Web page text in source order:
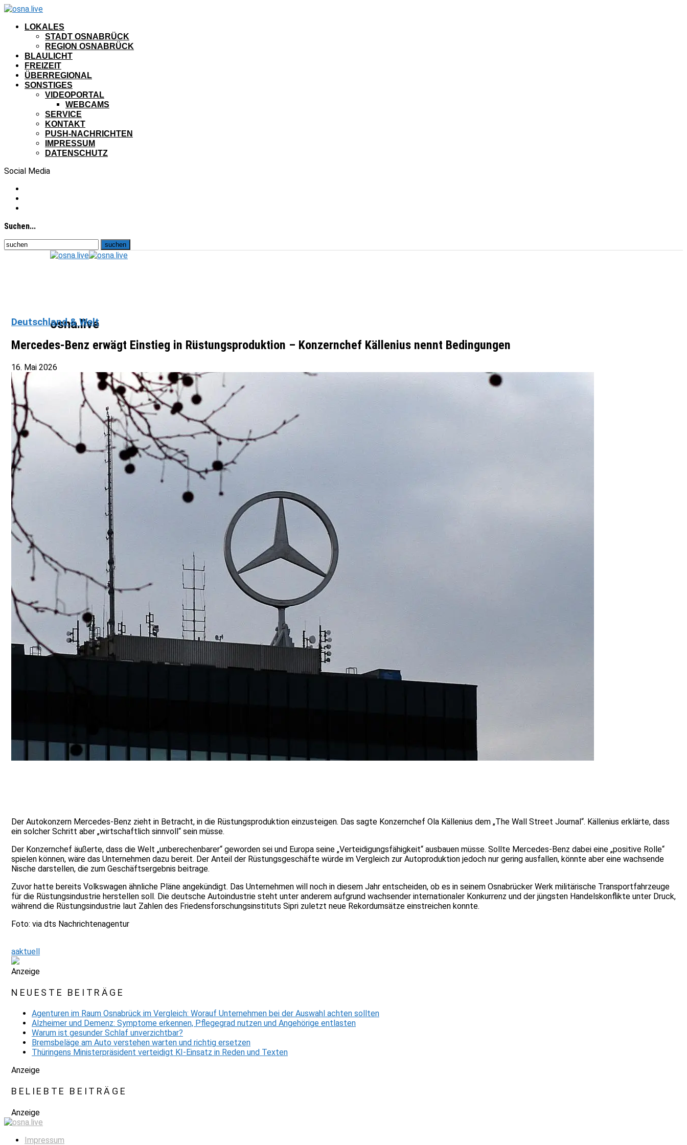
LOKALES
STADT OSNABRÜCK
REGION OSNABRÜCK
BLAULICHT
FREIZEIT
ÜBERREGIONAL
SONSTIGES
VIDEOPORTAL
WEBCAMS
SERVICE
KONTAKT
PUSH-NACHRICHTEN
IMPRESSUM
DATENSCHUTZ
Social Media
Suchen...
osna.live
Deutschland & Welt
Mercedes-Benz erwägt Einstieg in Rüstungsproduktion – Konzernchef Källenius nennt Bedingungen
16. Mai 2026
Der Autokonzern Mercedes-Benz zieht in Betracht, in die Rüstungsproduktion einzusteigen. Das sagte Konzernchef Ola Källenius dem „The Wall Street Journal“. Källenius erklärte, dass
ein solcher Schritt aber „wirtschaftlich sinnvoll“ sein müsse.
Der Konzernchef äußerte, dass die Welt „unberechenbarer“ geworden sei und Europa seine „Verteidigungsfähigkeit“ ausbauen müsse. Sollte Mercedes-Benz dabei eine „positive Rolle“
spielen können, wäre das Unternehmen dazu bereit. Der Anteil der Rüstungsgeschäfte würde im Vergleich zur Autoproduktion jedoch nur gering ausfallen, könnte aber eine wachsende
Nische darstellen, die zum Geschäftsergebnis beitrage.
Zuvor hatte bereits Volkswagen ähnliche Pläne angekündigt. Das Unternehmen will noch in diesem Jahr entscheiden, ob es in seinem Osnabrücker Werk militärische Transportfahrzeuge
für die Rüstungsindustrie herstellen soll. Die deutsche Autoindustrie steht unter anderem aufgrund wachsender internationaler Konkurrenz und der jüngsten Handelskonflikte unter Druck,
während die Rüstungsindustrie laut Zahlen des Friedensforschungsinstituts Sipri zuletzt neue Rekordumsätze einstreichen konnte.
Foto: via dts Nachrichtenagentur
aaktuell
Anzeige
NEUESTE BEITRÄGE
Agenturen im Raum Osnabrück im Vergleich: Worauf Unternehmen bei der Auswahl achten sollten
Alzheimer und Demenz: Symptome erkennen, Pflegegrad nutzen und Angehörige entlasten
Warum ist gesunder Schlaf unverzichtbar?
Bremsbeläge am Auto verstehen warten und richtig ersetzen
Thüringens Ministerpräsident verteidigt KI-Einsatz in Reden und Texten
Anzeige
BELIEBTE BEITRÄGE
Anzeige
Impressum